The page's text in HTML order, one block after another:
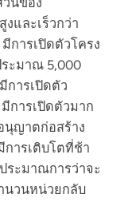
และเร็วกว่า
การเปิดตัวโครง
ะมาณ 5,000
การเปิดตัว
การเปิดตัวมาก
นุญาตก่อสร้าง
ารเติบโตที่ช้า
ระมาณการว่าจะ
นวนหน่วยกลับ